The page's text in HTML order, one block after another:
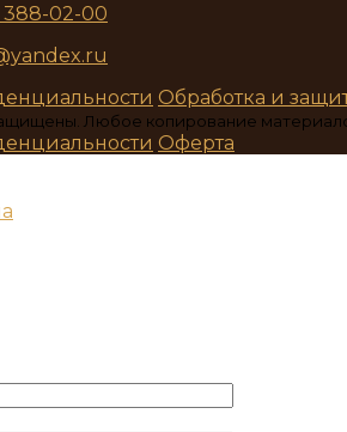
388-02-00
Обработка и
Любое копирование
Оферта